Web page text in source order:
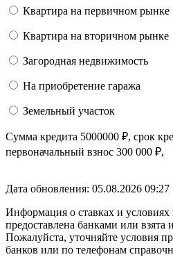
Квартира на первичном рынке
Квартира на вторичном рынке
Загородная недвижимость
На приобретение гаража
Земельный участок
Сумма кредита 5000000 ₽, срок
первоначальный взнос 300 000 ₽,
Дата обновления: 05.08.2026 09:27
Информация о ставках и условиях
предоставлена банками или взята
Пожалуйста, уточняйте условия
банков или по телефонам